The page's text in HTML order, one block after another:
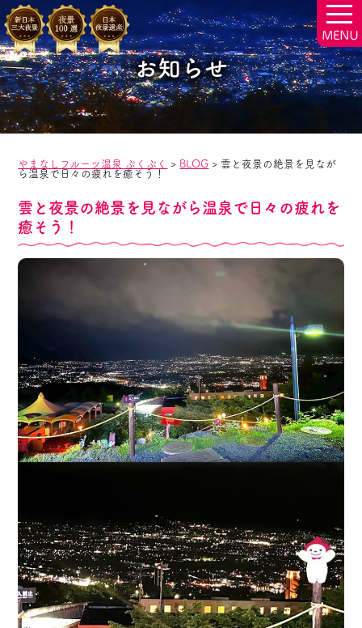
お知らせ
やまなしフルーツ温泉 ぷくぷく > BLOG > 雲と夜景の絶景を見なが
ら温泉で日々の疲れを癒そう！
雲と夜景の絶景を見ながら温泉で日々の疲れを
癒そう！